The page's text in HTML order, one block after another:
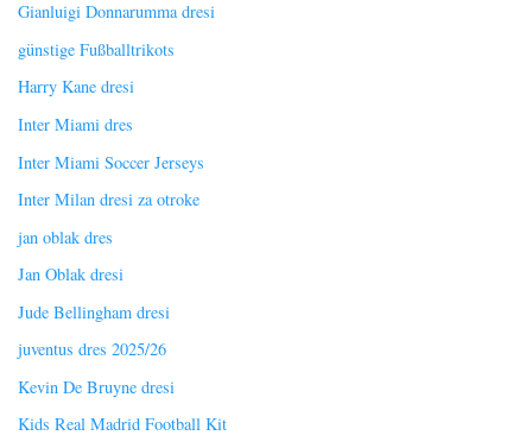
Gianluigi Donnarumma dresi
günstige Fußballtrikots
Harry Kane dresi
Inter Miami dres
Inter Miami Soccer Jerseys
Inter Milan dresi za otroke
jan oblak dres
Jan Oblak dresi
Jude Bellingham dresi
juventus dres 2025/26
Kevin De Bruyne dresi
Kids Real Madrid Football Kit